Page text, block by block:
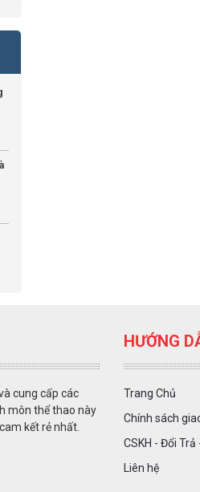
cung cấp các
môn thể thao này
kết rẻ nhất.
HƯỚNG
Trang Chủ
Chính sách
CSKH - Đổi Trả
Liên hệ